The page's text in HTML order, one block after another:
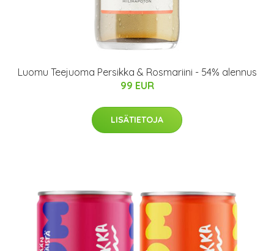
Luomu Teejuoma Persikka & Rosmariini - 54% alennus
99 EUR
LISÄTIETOJA